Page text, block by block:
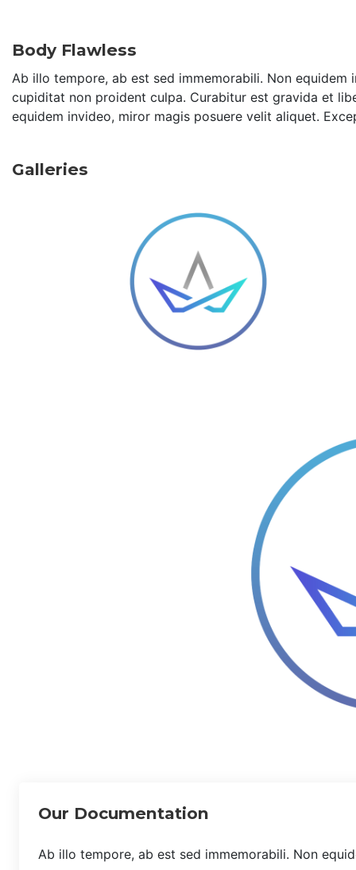
Body Flawless
Ab illo tempore, ab est sed immemorabili. Non
cupiditat non proident culpa. Curabitur est gravida et
equidem invideo, miror magis posuere velit aliquet.
Galleries
Our Documentation
Ab illo tempore, ab est sed immemorabili. Non